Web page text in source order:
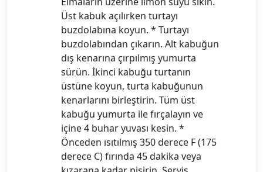
Üst kabuk açılırken turtayı
buzdolabına koyun. * Turtayı
buzdolabından çıkarın. Alt kabuğun
dış kenarına çırpılmış yumurta
sürün. İkinci kabuğu turtanın
üstüne koyun, turta kabuğunun
kenarlarını birleştirin. Tüm üst
kabuğu yumurta ile fırçalayın ve
içine 4 buhar yuvası kesin. *
Önceden ısıtılmış 350 derece F (175
derece C) fırında 45 dakika veya